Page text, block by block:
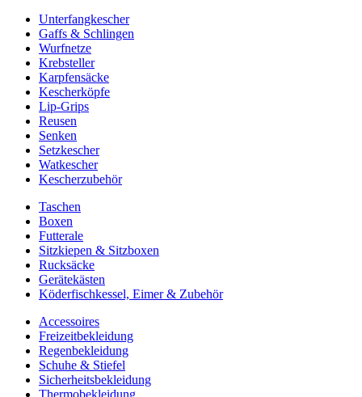
Unterfangkescher
Gaffs & Schlingen
Wurfnetze
Krebsteller
Karpfensäcke
Kescherköpfe
Lip-Grips
Reusen
Senken
Setzkescher
Watkescher
Kescherzubehör
Taschen
Boxen
Futterale
Sitzkiepen & Sitzboxen
Rucksäcke
Gerätekästen
Köderfischkessel, Eimer & Zubehör
Accessoires
Freizeitbekleidung
Regenbekleidung
Schuhe & Stiefel
Sicherheitsbekleidung
Thermobekleidung